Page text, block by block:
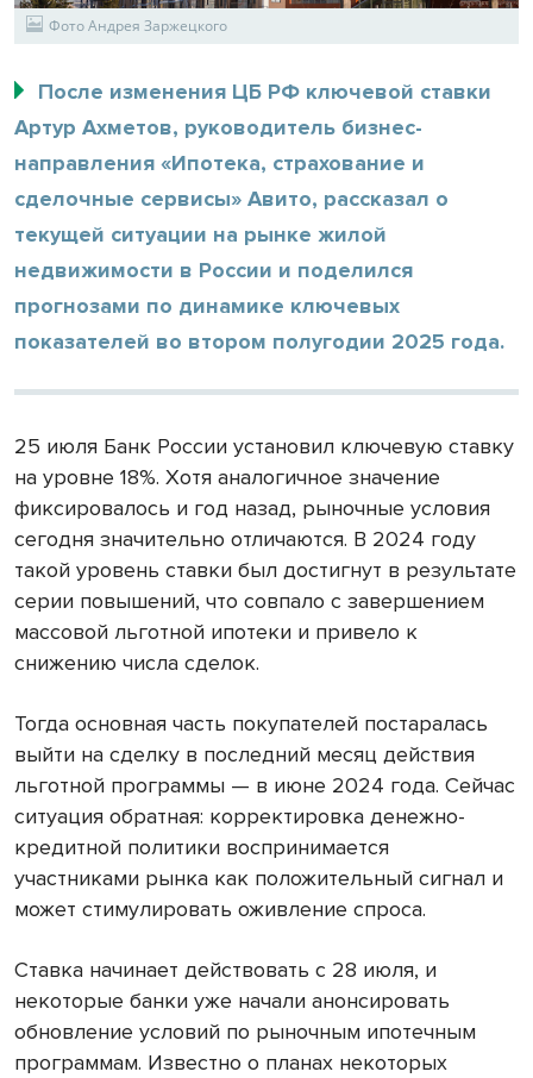
Фото Андрея Заржецкого
После изменения ЦБ РФ ключевой ставки
Артур Ахметов, руководитель бизнес-
направления «Ипотека, страхование и
сделочные сервисы» Авито, рассказал о
текущей ситуации на рынке жилой
недвижимости в России и поделился
прогнозами по динамике ключевых
показателей во втором полугодии 2025 года.
25 июля Банк России установил ключевую ставку
на уровне 18%. Хотя аналогичное значение
фиксировалось и год назад, рыночные условия
сегодня значительно отличаются. В 2024 году
такой уровень ставки был достигнут в результате
серии повышений, что совпало с завершением
массовой льготной ипотеки и привело к
снижению числа сделок.
Тогда основная часть покупателей постаралась
выйти на сделку в последний месяц действия
льготной программы — в июне 2024 года. Сейчас
ситуация обратная: корректировка денежно-
кредитной политики воспринимается
участниками рынка как положительный сигнал и
может стимулировать оживление спроса.
Ставка начинает действовать с 28 июля, и
некоторые банки уже начали анонсировать
обновление условий по рыночным ипотечным
программам. Известно о планах некоторых